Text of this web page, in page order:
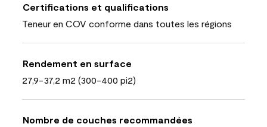
Certifications et qualifications
Teneur en COV conforme dans toutes les régions
Rendement en surface
27,9-37,2 m2 (300-400 pi2)
Nombre de couches recommandées